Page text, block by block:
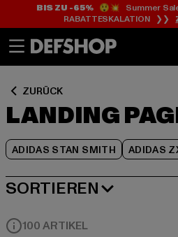
BIS ZU -65%😲💥 Summer
RABATTESKALATION ❯❯
ZURÜCK
LANDING
ADIDAS STAN SMITH ADIDAS
SORTIEREN
BELIEBTESTE
100 ARTIKEL